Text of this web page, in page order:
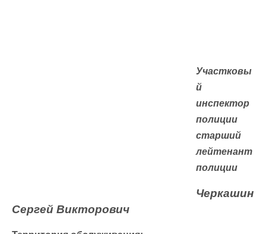
Участковы
й
инспектор
полиции
старший
лейтенант
полиции
Черкашин
Сергей Викторович